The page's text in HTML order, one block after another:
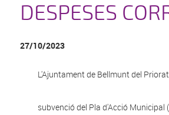
DESPESES
27/10/2023
L'Ajuntament de Bellmunt del
subvenció del Pla d'Acció Municipal